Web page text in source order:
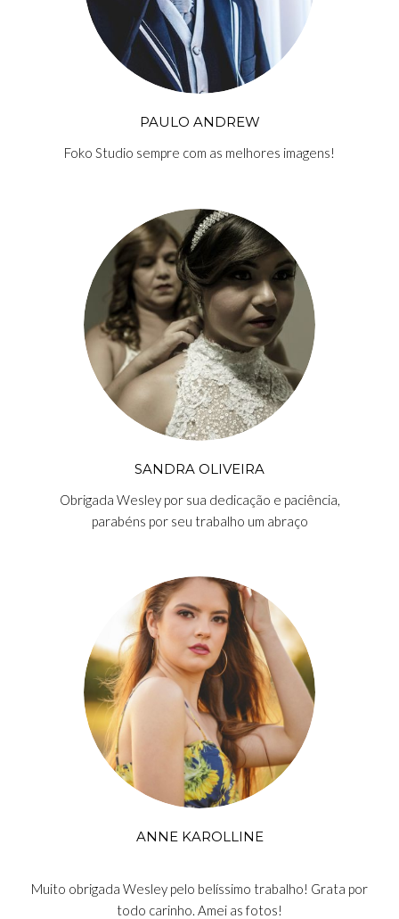
PAULO ANDREW
Foko Studio sempre com as melhores imagens!
SANDRA OLIVEIRA
Obrigada Wesley por sua dedicação e paciência,
parabéns por seu trabalho um abraço
ANNE KAROLLINE
Muito obrigada Wesley pelo belíssimo trabalho! Grata por
todo carinho. Amei as fotos!